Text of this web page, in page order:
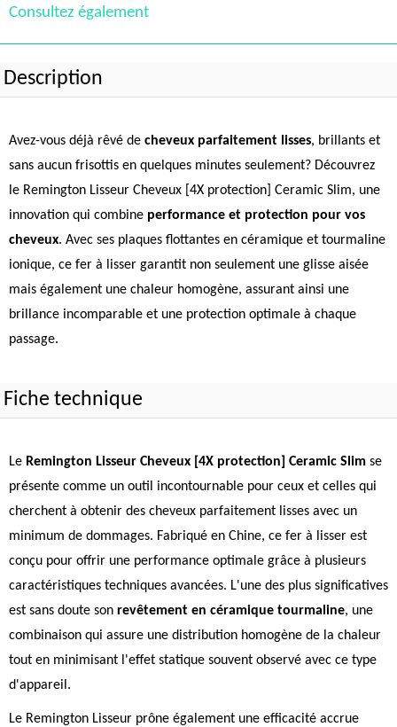
Consultez également
Description
Avez-vous déjà rêvé de cheveux parfaitement lisses, brillants et
sans aucun frisottis en quelques minutes seulement? Découvrez
le Remington Lisseur Cheveux [4X protection] Ceramic Slim, une
innovation qui combine performance et protection pour vos
cheveux. Avec ses plaques flottantes en céramique et tourmaline
ionique, ce fer à lisser garantit non seulement une glisse aisée
mais également une chaleur homogène, assurant ainsi une
brillance incomparable et une protection optimale à chaque
passage.
Fiche technique
Le Remington Lisseur Cheveux [4X protection] Ceramic Slim se
présente comme un outil incontournable pour ceux et celles qui
cherchent à obtenir des cheveux parfaitement lisses avec un
minimum de dommages. Fabriqué en Chine, ce fer à lisser est
conçu pour offrir une performance optimale grâce à plusieurs
caractéristiques techniques avancées. L'une des plus significatives
est sans doute son revêtement en céramique tourmaline, une
combinaison qui assure une distribution homogène de la chaleur
tout en minimisant l'effet statique souvent observé avec ce type
d'appareil.
Le Remington Lisseur prône également une efficacité accrue